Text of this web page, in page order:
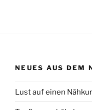
NEUES AUS DEM
Lust auf einen